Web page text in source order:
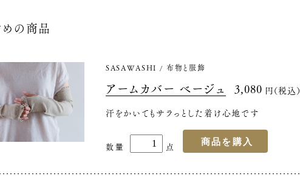
の商品
SASAWASHI 布物と服飾
アームカバー ベージュ 3,080円(税込)
汗をかいてもサラっとした着け心地です